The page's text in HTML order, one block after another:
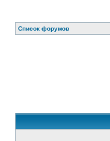
Список форумов